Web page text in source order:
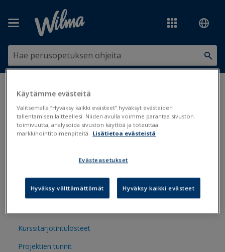
Olet tässä:Tulosteet ja lomakkeet
Tulostaminen Kurressa
Kurren tulosteet Primuksen tulostearkistoon
Valintatulosteet
Kurssitarjotintulosteet
Projektien tunnit
Käytämme evästeitä
Valitsemalla “Hyväksy kaikki evästeet” hyväksyt evästeiden
tallentamisen laitteellesi. Niiden avulla voimme parantaa sivuston
toimivuutta, analysoida sivuston käyttöä ja toteuttaa
markkinointitoimenpiteitä.
Lisätietoa evästeistä
Evästeasetukset
Hyväksy välttämättömät Hyväksy kaikki evästeet